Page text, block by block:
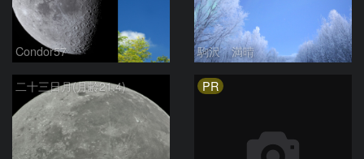
Condor57 駒沢 満晴
二十三日月(月齢21.4) PR